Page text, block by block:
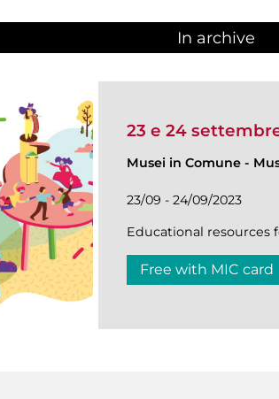
In archive
23 e 24
Musei in Comune -
23/09 - 24/09/2023
Educational resources
Free with MIC card